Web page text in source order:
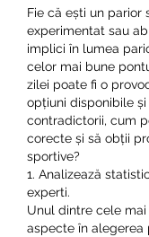
Fie că ești un parior
experimentat sau
implici în lumea
celor mai bune
zilei poate fi o
opțiuni disponibile
contradictorii, cum
corecte și să obții
sportive?
1. Analizează
experti.
Unul dintre cele
aspecte în alegerea